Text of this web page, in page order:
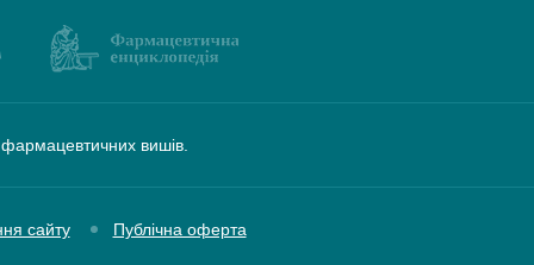
вишів.
сайту Публічна оферта